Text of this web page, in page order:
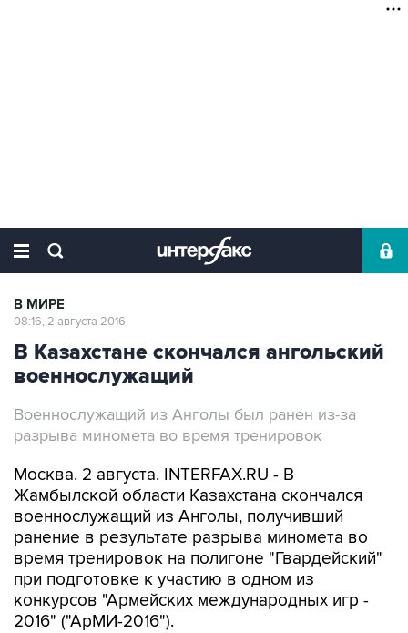
В МИРЕ
08:16, 2 августа 2016
В Казахстане скончался ангольский
военнослужащий
Военнослужащий из Анголы был ранен из-за
разрыва миномета во время тренировок
Москва. 2 августа. INTERFAX.RU - В
Жамбылской области Казахстана скончался
военнослужащий из Анголы, получивший
ранение в результате разрыва миномета во
время тренировок на полигоне "Гвардейский"
при подготовке к участию в одном из
конкурсов "Армейских международных игр -
2016" ("АрМИ-2016").